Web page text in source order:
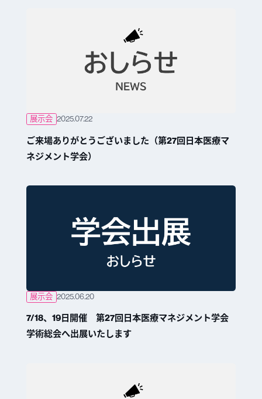
展示会 2025.07.22
ご来場ありがとうございました（第27回日本医療マ
ネジメント学会）
展示会 2025.06.20
7/18、19日開催 第27回日本医療マネジメント学会
学術総会へ出展いたします